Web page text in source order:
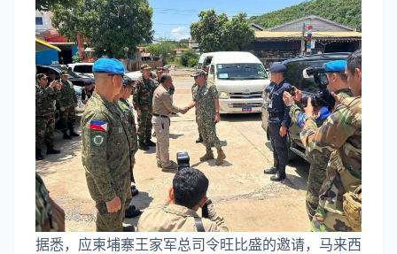
据悉，应柬埔寨王家军总司令旺比盛的邀请，马来西